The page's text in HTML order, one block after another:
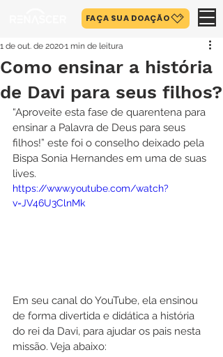
FAÇA SUA DOAÇÃO
Como ensinar a história
de Davi para seus filhos?
1 de out. de 20201 min de leitura
“Aproveite esta fase de quarentena para
ensinar a Palavra de Deus para seus
filhos!” este foi o conselho deixado pela
Bispa Sonia Hernandes em uma de suas
lives.
https://www.youtube.com/watch?
v=JV46U3ClnMk
Em seu canal do YouTube, ela ensinou
de forma divertida e didática a história
do rei da Davi, para ajudar os pais nesta
missão. Veja abaixo: